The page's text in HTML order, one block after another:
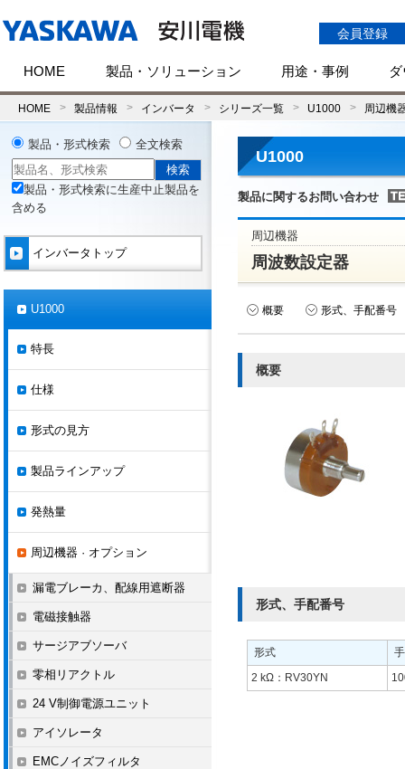
会員登録
HOME 製品・ソリューション 用途・事例
HOME 製品情報 インバータ シリーズ一覧 U1000 周辺機
U1000
製品に関するお問い合わせ
周辺機器
周波数設定器
概要 形式、手配番号
概要
形式、手配番号
形式
2 kΩ：RV30YN
製品・形式検索 全文検索
製品・形式検索に生産中止製品を
含める
インバータトップ
U1000
特長
仕様
形式の見方
製品ラインアップ
発熱量
周辺機器 · オプション
漏電ブレーカ、配線用遮断器
電磁接触器
サージアブソーバ
零相リアクトル
24 V制御電源ユニット
アイソレータ
EMCノイズフィルタ